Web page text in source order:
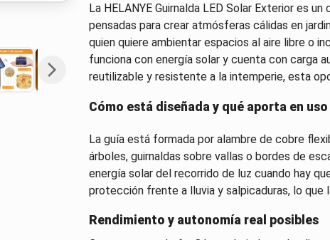
La HELANYE Guirnalda LED Solar Exterior es
pensadas para crear atmósferas cálidas en
quien quiere ambientar espacios al aire libre o
funciona con energía solar y cuenta con carga
reutilizable y resistente a la intemperie, esta
Cómo está diseñada y qué aporta en uso
La guía está formada por alambre de cobre
árboles, guirnaldas sobre vallas o bordes de
energía solar del recorrido de luz cuando hay
protección frente a lluvia y salpicaduras, lo que
Rendimiento y autonomía real posibles